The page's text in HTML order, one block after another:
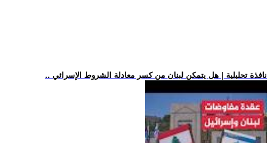
.. نافذة تحليلية | هل يتمكن لبنان من كسر معادلة الشروط الإسرائي